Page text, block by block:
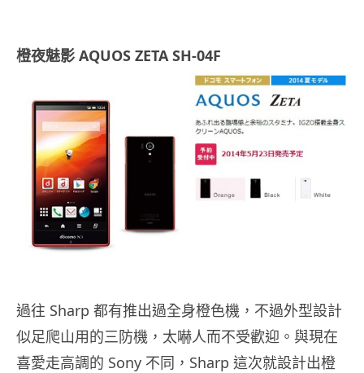
橙夜魅影 AQUOS ZETA SH-04F
過往 Sharp 都有推出過全身橙色機，不過外型設計
似足爬山用的三防機，太嚇人而不受歡迎。與現在
喜愛走高調的 Sony 不同，Sharp 這次就設計出橙